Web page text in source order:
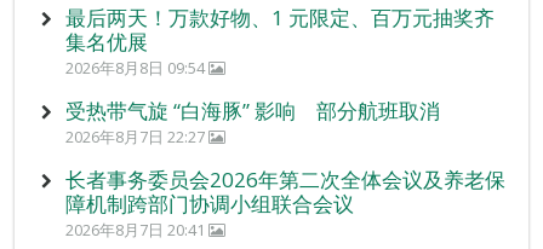
最后两天！万款好物、1 元限定、百万元抽奖齐
集名优展
2026年8月8日 09:54
受热带气旋 “白海豚” 影响 部分航班取消
2026年8月7日 22:27
长者事务委员会2026年第二次全体会议及养老保
障机制跨部门协调小组联合会议
2026年8月7日 20:41